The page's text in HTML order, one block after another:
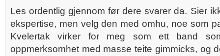
Les ordentlig gjennom før dere svarer da. Sier
ekspertise, men velg den med omhu, noe som
Kvelertak virker for meg som ett band
oppmerksomhet med masse teite gimmicks, og